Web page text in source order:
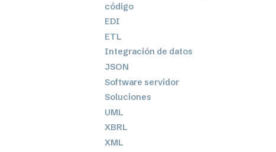
código
EDI
ETL
Integración de datos
JSON
Software servidor
Soluciones
UML
XBRL
XML